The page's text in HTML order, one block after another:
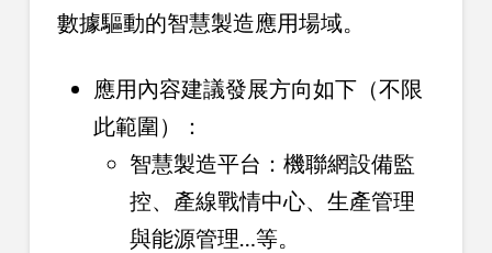
數據驅動的智慧製造應用場域。
應用內容建議發展方向如下（不限
此範圍）：
智慧製造平台：機聯網設備監
控、產線戰情中心、生產管理
與能源管理…等。